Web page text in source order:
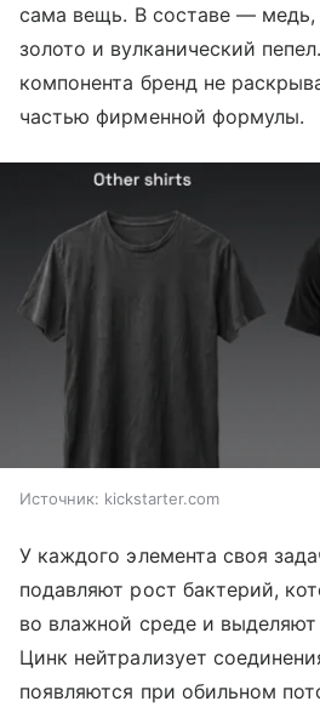
сама вещь. В составе — медь,
золото и вулканический
компонента бренд не
частью фирменной формулы.
Источник: kickstarter.com
У каждого элемента своя
подавляют рост бактерий,
во влажной среде и выделяют
Цинк нейтрализует
появляются при обильном